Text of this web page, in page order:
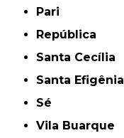
Pari
República
Santa Cecília
Santa Efigênia
Sé
Vila Buarque